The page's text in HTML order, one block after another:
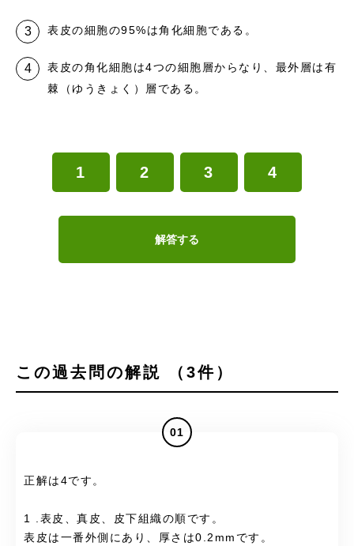
表皮の細胞の95%は角化細胞である。
表皮の角化細胞は4つの細胞層からなり、最外層は有
棘（ゆうきょく）層である。
1 2 3 4
解答する
この過去問の解説 （3件）
01
正解は4です。
1 .表皮、真皮、皮下組織の順です。
表皮は一番外側にあり、厚さは0.2mmです。